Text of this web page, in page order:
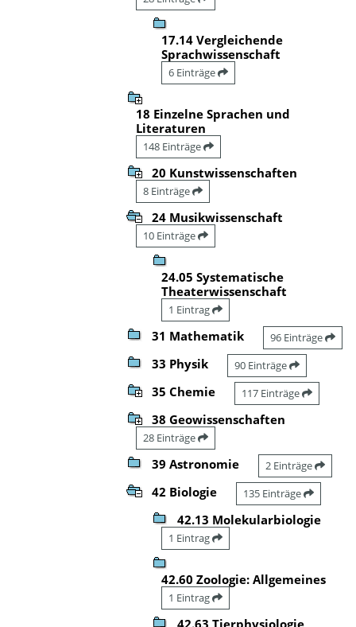
17.14 Vergleichende
Sprachwissenschaft
6 Einträge
18 Einzelne Sprachen und
Literaturen
148 Einträge
20 Kunstwissenschaften
8 Einträge
24 Musikwissenschaft
10 Einträge
24.05 Systematische
Theaterwissenschaft
1 Eintrag
31 Mathematik 96 Einträge
33 Physik 90 Einträge
35 Chemie 117 Einträge
38 Geowissenschaften
28 Einträge
39 Astronomie 2 Einträge
42 Biologie 135 Einträge
42.13 Molekularbiologie
1 Eintrag
42.60 Zoologie: Allgemeines
1 Eintrag
42.63 Tierphysiologie